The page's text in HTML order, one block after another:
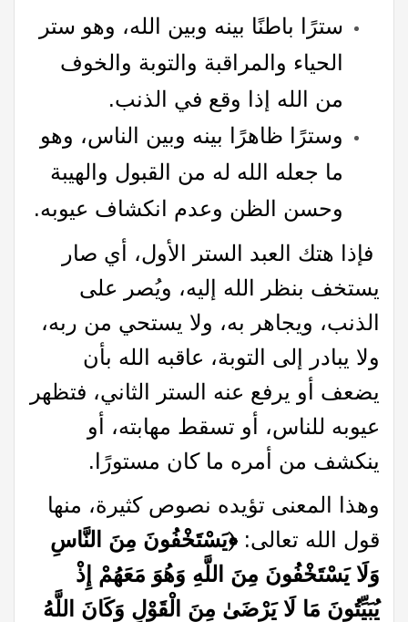
سترًا باطنًا بينه وبين الله، وهو ستر
الحياء والمراقبة والتوبة والخوف
من الله إذا وقع في الذنب.
وسترًا ظاهرًا بينه وبين الناس، وهو
ما جعله الله له من القبول والهيبة
وحسن الظن وعدم انكشاف عيوبه.
فإذا هتك العبد الستر الأول، أي صار
يستخف بنظر الله إليه، ويُصر على
الذنب، ويجاهر به، ولا يستحي من ربه،
ولا يبادر إلى التوبة، عاقبه الله بأن
يضعف أو يرفع عنه الستر الثاني، فتظهر
عيوبه للناس، أو تسقط مهابته، أو
ينكشف من أمره ما كان مستورًا.
وهذا المعنى تؤيده نصوص كثيرة، منها
قول الله تعالى: ﴿يَسْتَخْفُونَ مِنَ النَّاسِ
وَلَا يَسْتَخْفُونَ مِنَ اللَّهِ وَهُوَ مَعَهُمْ إِذْ
يُبَيِّتُونَ مَا لَا يَرْضَىٰ مِنَ الْقَوْلِ وَكَانَ اللَّهُ